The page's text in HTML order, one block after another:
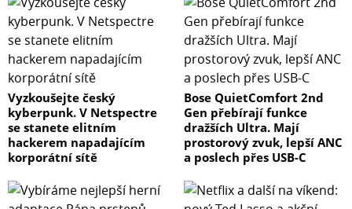
OBSAH BALENÍ
1) FC-300B
2) Napájecí zdroj
3) Reflektor
4) Napájecí kabel 6 m
5) Kabel k hlavě 3 m
Vyzkoušejte český
kyberpunk. V Netspectre
se stanete elitním
hackerem napadajícím
korporátní sítě
Bose QuietComfort 2nd
Gen přebírají funkce
dražších Ultra. Mají
prostorový zvuk, lepší ANC
a poslech přes USB-C